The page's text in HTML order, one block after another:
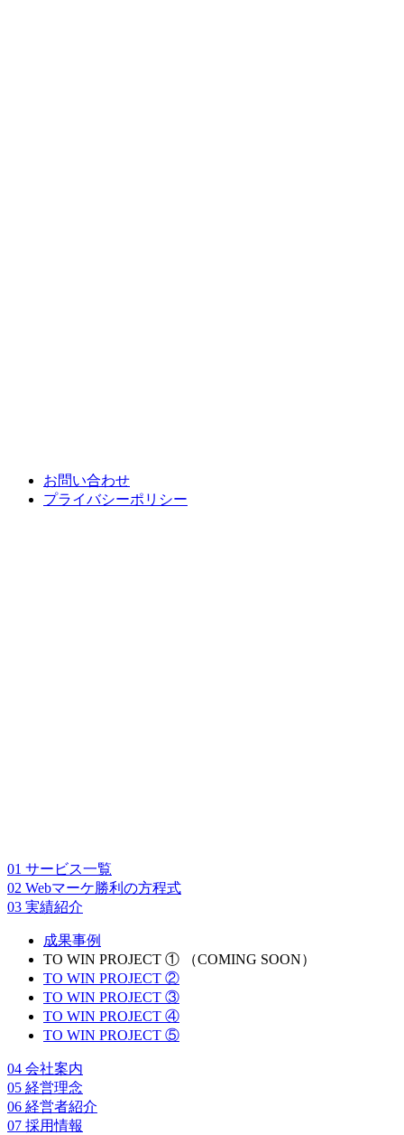
お問い合わせ
プライバシーポリシー
01 サービス一覧
02 Webマーケ勝利の方程式
03 実績紹介
成果事例
TO WIN PROJECT ① （COMING SOON）
TO WIN PROJECT ②
TO WIN PROJECT ③
TO WIN PROJECT ④
TO WIN PROJECT ⑤
04 会社案内
05 経営理念
06 経営者紹介
07 採用情報